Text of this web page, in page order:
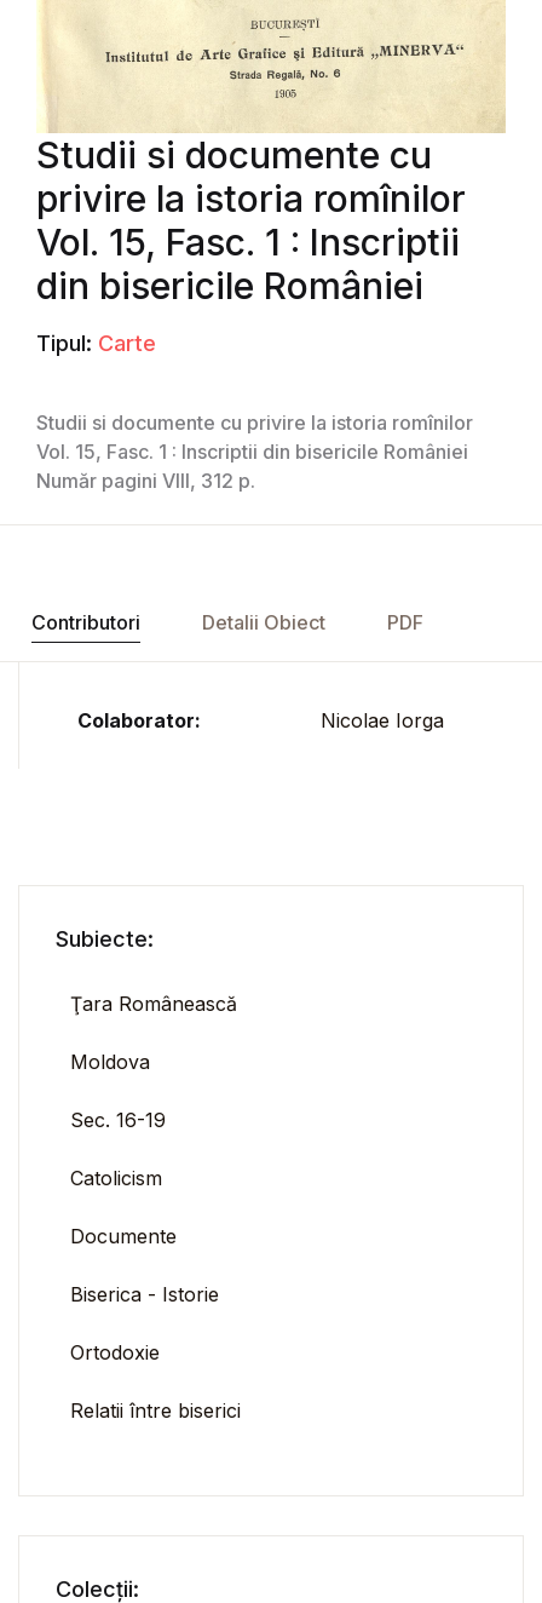
Studii si documente cu
privire la istoria romînilor
Vol. 15, Fasc. 1 : Inscriptii
din bisericile României
Tipul: Carte
Studii si documente cu privire la istoria romînilor
Vol. 15, Fasc. 1 : Inscriptii din bisericile României
Număr pagini VIII, 312 p.
Contributori Detalii Obiect PDF
Colaborator: Nicolae Iorga
Subiecte:
Ţara Românească
Moldova
Sec. 16-19
Catolicism
Documente
Biserica - Istorie
Ortodoxie
Relatii între biserici
Colecții: